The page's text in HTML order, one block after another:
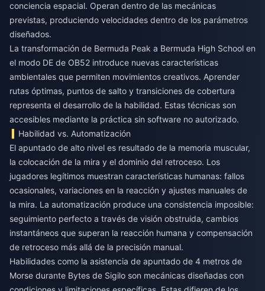
conciencia espacial. Operan dentro de las mecánicas
previstas, produciendo velocidades dentro de los parámetros
diseñados.
La transformación de Bermuda Peak a Bermuda High School en
el modo DE de OB52 introduce nuevas características
ambientales que permiten movimientos creativos. Aprender
rutas óptimas, puntos de salto y transiciones de cobertura
representa el desarrollo de la habilidad. Estas técnicas son
accesibles mediante la práctica sin software no autorizado.
Habilidad vs. Automatización
El apuntado de alto nivel es resultado de la memoria muscular,
la colocación de la mira y el dominio del retroceso. Los
jugadores legítimos muestran características humanas: fallos
ocasionales, variaciones en la reacción y ajustes manuales de
la mira. La automatización produce una consistencia imposible:
seguimiento perfecto a través de visión obstruida, cambios
instantáneos que superan la reacción humana y compensación
de retroceso más allá de la precisión manual.
Habilidades como la asistencia de apuntado de 4 metros de
Morse durante Bytes de Sigilo son mecánicas diseñadas con